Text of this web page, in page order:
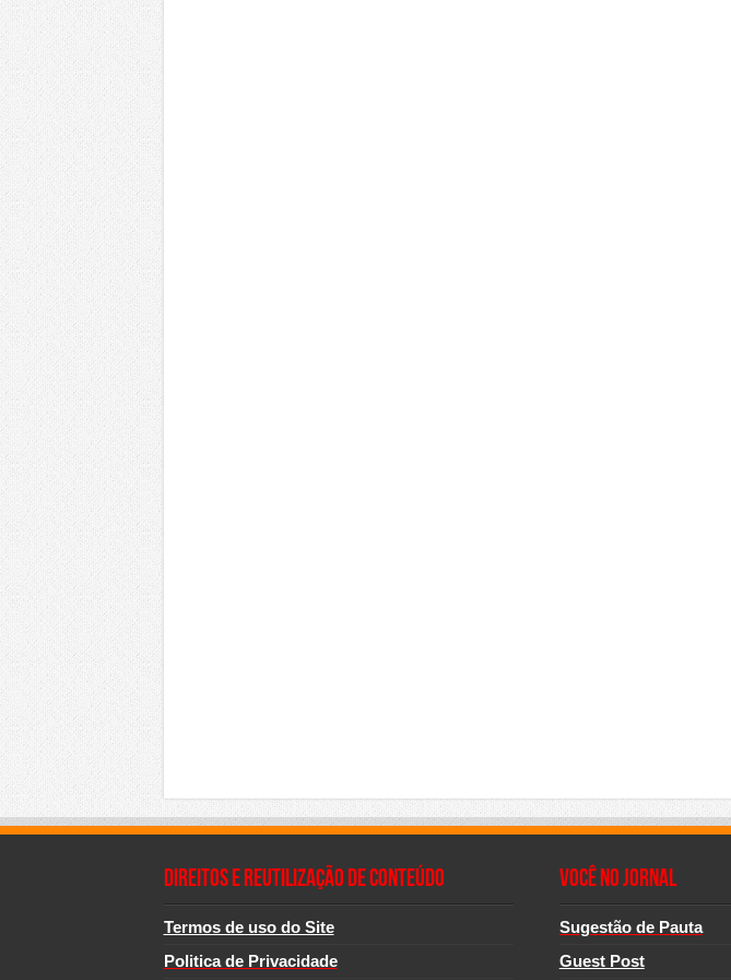
Direitos e Reutilização de Conteúdo
Termos de uso do Site
Politica de Privacidade
Você no Jornal
Sugestão de Pauta
Guest Post